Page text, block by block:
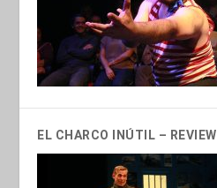
EL CHARCO INÚTIL – REVIEW